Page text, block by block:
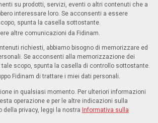
su prodotti, servizi, eventi o altri contenuti che a
interessare loro. Se acconsenti a essere
spunta la casella sottostante.
altre comunicazioni da Fidinam.
richiesti, abbiamo bisogno di memorizzare ed
Se acconsenti alla memorizzazione dei
scopo, spunta la casella di controllo sottostante.
Fidinam di trattare i miei dati personali.
in qualsiasi momento. Per ulteriori informazioni
operazione e per le altre indicazioni sulla
della privacy, leggi la nostra Informativa sulla